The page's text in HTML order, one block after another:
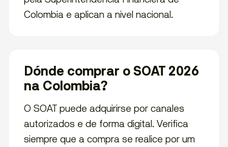
Colombia e aplican a nivel nacional.
Dónde comprar o SOAT 2026
na Colombia?
O SOAT puede adquirirse por canales
autorizados e de forma digital. Verifica
siempre que a compra se realice por um